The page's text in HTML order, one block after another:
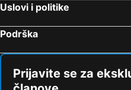
Uslovi i politike
Podrška
Prijavite se za